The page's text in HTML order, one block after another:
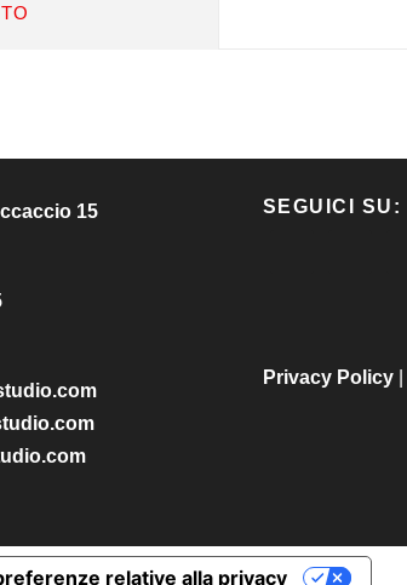
15
SEGUICI SU:
Privacy Policy|
relative alla privacy